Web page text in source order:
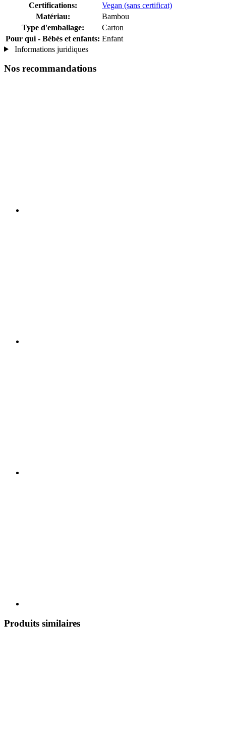
Certifications:
Vegan (sans certificat)
Matériau:
Bambou
Type d'emballage:
Carton
Pour qui - Bébés et enfants: Enfant
Informations juridiques
Nos recommandations
Produits similaires